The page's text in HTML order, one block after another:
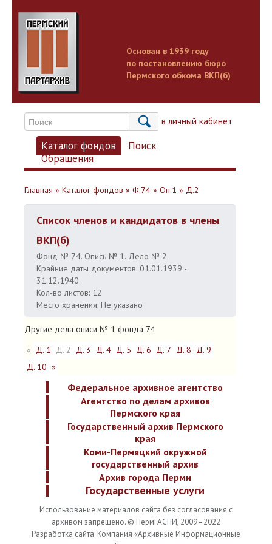
Основан в 1939 году
по постановлению бюро
Пермского обкома ВКП(б)
Вход в личный кабинет
Каталог фондов
Поиск
Обращения
Главная » Каталог фондов » Ф.74 » Оп.1 » Д.2
Список членов и кандидатов в члены
ВКП(б)
Фонд № 74. Опись № 1. Дело № 2
Крайние даты документов: 01.01.1939 -
31.12.1940
Кол-во листов: 12
Место хранения: Не указано
Другие дела описи № 1 фонда 74
« Д. 1 Д. 2 Д. 3 Д. 4 Д. 5 Д. 6 Д. 7 Д. 8 Д. 9
Д. 10 »
Федеральное архивное агентство
Агентство по делам архивов
Пермского края
Государственный архив Пермского
края
Коми-Пермяцкий окружной
государственный архив
Архив города Перми
Государственные услуги
Использование материалов сайта без согласования с
архивом запрещено. © ПермГАСПИ, 2009–2022
Разработка сайта: Компания «Архивные Информационные